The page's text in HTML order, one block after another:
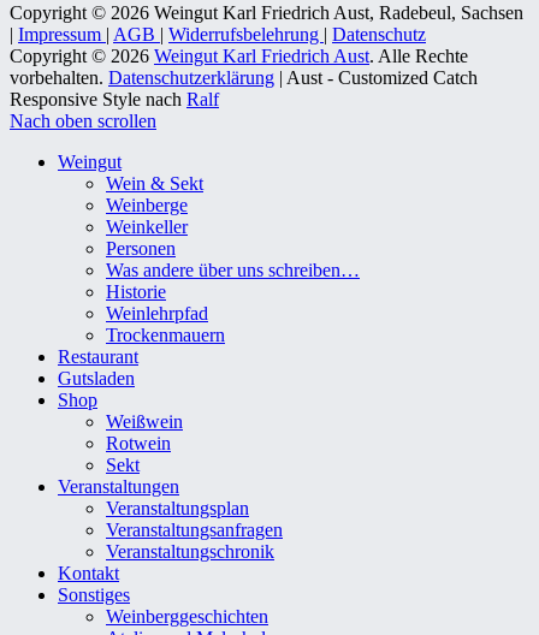
Copyright © 2026 Weingut Karl Friedrich Aust, Radebeul, Sachsen
| Impressum | AGB | Widerrufsbelehrung | Datenschutz
Copyright © 2026 Weingut Karl Friedrich Aust. Alle Rechte
vorbehalten. Datenschutzerklärung | Aust - Customized Catch
Responsive Style nach Ralf
Nach oben scrollen
Weingut
Wein & Sekt
Weinberge
Weinkeller
Personen
Was andere über uns schreiben…
Historie
Weinlehrpfad
Trockenmauern
Restaurant
Gutsladen
Shop
Weißwein
Rotwein
Sekt
Veranstaltungen
Veranstaltungsplan
Veranstaltungsanfragen
Veranstaltungschronik
Kontakt
Sonstiges
Weinberggeschichten